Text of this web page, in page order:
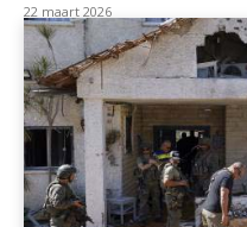
22 maart 2026